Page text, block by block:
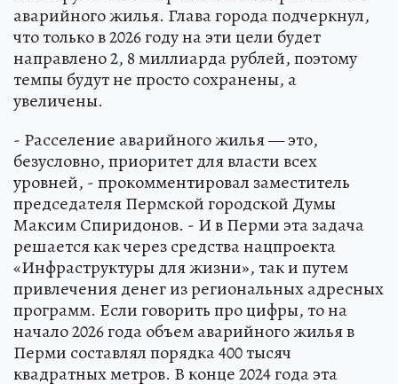
аварийного жилья. Глава города подчеркнул,
что только в 2026 году на эти цели будет
направлено 2, 8 миллиарда рублей, поэтому
темпы будут не просто сохранены, а
увеличены.
- Расселение аварийного жилья — это,
безусловно, приоритет для власти всех
уровней, - прокомментировал заместитель
председателя Пермской городской Думы
Максим Спиридонов. - И в Перми эта задача
решается как через средства нацпроекта
«Инфраструктуры для жизни», так и путем
привлечения денег из региональных адресных
программ. Если говорить про цифры, то на
начало 2026 года объем аварийного жилья в
Перми составлял порядка 400 тысяч
квадратных метров. В конце 2024 года эта